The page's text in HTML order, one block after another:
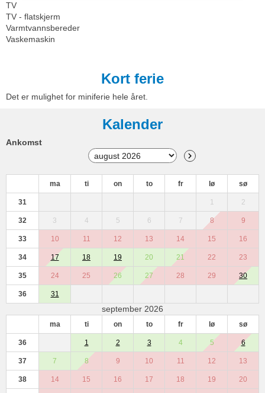
TV
TV - flatskjerm
Varmtvannsbereder
Vaskemaskin
Kort ferie
Det er mulighet for miniferie hele året.
Kalender
Ankomst
ma ti on to fr lø sø
31 1 2
32 3 4 5 6 7 8 9
33 10 11 12 13 14 15 16
34 17 18 19 20 21 22 23
35 24 25 26 27 28 29 30
36 31
september 2026
ma ti on to fr lø sø
36 1 2 3 4 5 6
37 7 8 9 10 11 12 13
38 14 15 16 17 18 19 20